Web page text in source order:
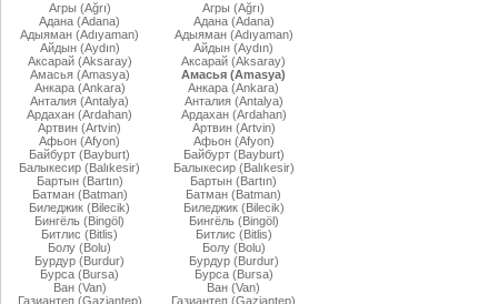
Агры (Ağrı)
Адана (Adana)
Адыяман (Adıyaman)
Айдын (Aydın)
Аксарай (Aksaray)
Амасья (Amasya)
Анкара (Ankara)
Анталия (Antalya)
Ардахан (Ardahan)
Артвин (Artvin)
Афьон (Afyon)
Байбурт (Bayburt)
Балыкесир (Balıkesir)
Бартын (Bartın)
Батман (Batman)
Биледжик (Bilecik)
Бингёль (Bingöl)
Битлис (Bitlis)
Болу (Bolu)
Бурдур (Burdur)
Бурса (Bursa)
Ван (Van)
Газиантеп (Gaziantep)
Агры (Ağrı)
Адана (Adana)
Адыяман (Adıyaman)
Айдын (Aydın)
Аксарай (Aksaray)
Амасья (Amasya)
Анкара (Ankara)
Анталия (Antalya)
Ардахан (Ardahan)
Артвин (Artvin)
Афьон (Afyon)
Байбурт (Bayburt)
Балыкесир (Balıkesir)
Бартын (Bartın)
Батман (Batman)
Биледжик (Bilecik)
Бингёль (Bingöl)
Битлис (Bitlis)
Болу (Bolu)
Бурдур (Burdur)
Бурса (Bursa)
Ван (Van)
Газиантеп (Gaziantep)